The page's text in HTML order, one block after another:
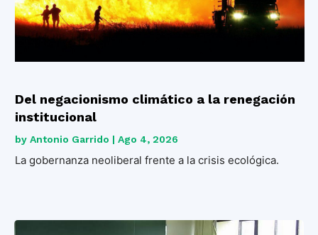
Del negacionismo climático a la renegación
institucional
by Antonio Garrido | Ago 4, 2026
La gobernanza neoliberal frente a la crisis ecológica.